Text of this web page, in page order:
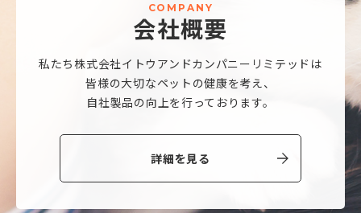
CO M P A N Y
会社概要
私たち株式会社イトウアンドカンパニーリミテッドは
皆様の大切なペットの健康を考え、
自社製品の向上を行っております。
詳細を見る